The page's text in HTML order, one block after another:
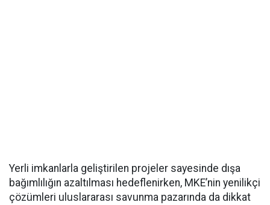
Yerli imkanlarla geliştirilen projeler sayesinde dışa
bağımlılığın azaltılması hedeflenirken, MKE’nin yenilikçi
çözümleri uluslararası savunma pazarında da dikkat